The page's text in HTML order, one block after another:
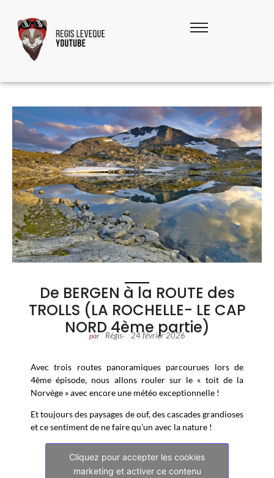
De BERGEN à la ROUTE des
TROLLS (LA ROCHELLE- LE CAP
NORD 4ème partie)
par Régis- 24 février 2026
Avec trois routes panoramiques parcourues lors de
4ème épisode, nous allons rouler sur le « toit de la
Norvège » avec encore une météo exceptionnelle !
Et toujours des paysages de ouf, des cascades grandioses
et ce sentiment de ne faire qu’un avec la nature !
Cliquez pour accepter les cookies
marketing et activer ce contenu